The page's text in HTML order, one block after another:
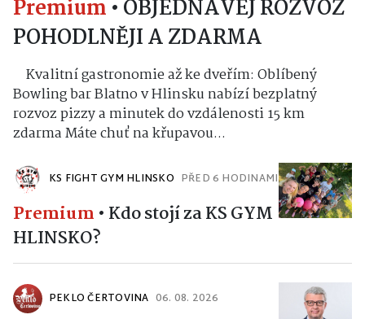
Premium • OBJEDNÁVEJ ROZVOZ
POHODLNĚJI A ZDARMA
Kvalitní gastronomie až ke dveřím: Oblíbený
Bowling bar Blatno v Hlinsku nabízí bezplatný
rozvoz pizzy a minutek do vzdálenosti 15 km
zdarma Máte chuť na křupavou...
KS FIGHT GYM HLINSKO PŘED 6 HODINAMI
Premium • Kdo stojí za KS GYM
HLINSKO?
PEKLO ČERTOVINA 06. 08. 2026